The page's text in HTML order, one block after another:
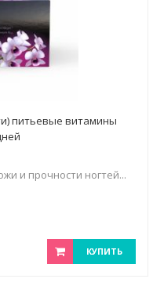
питьевые витамины
и прочности ногтей...
КУПИТЬ